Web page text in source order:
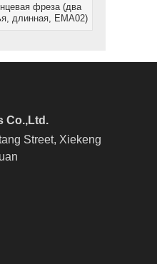
фреза (два
длинная, EMA02)
Co.,Ltd.
Street, Xiekeng